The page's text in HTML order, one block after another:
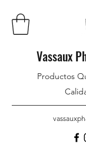
Vassaux
Productos